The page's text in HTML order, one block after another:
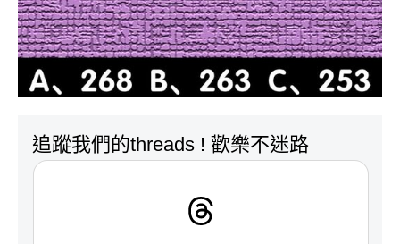
追蹤我們的threads ! 歡樂不迷路